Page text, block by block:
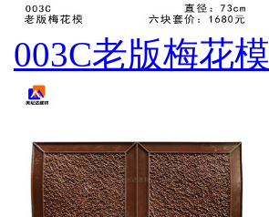
003C老版梅花模